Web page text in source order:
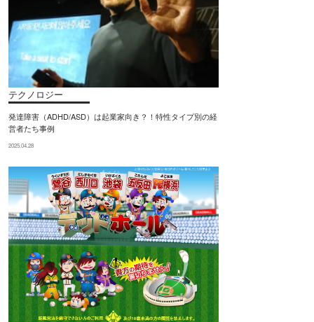
テクノロジー
発達障害（ADHD/ASD）は起業家向き？！特性タイプ別の経
営者たち事例
2025.04.28